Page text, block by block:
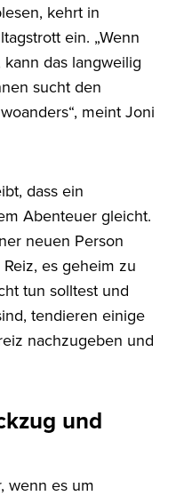
kehrt in
ein. „Wenn
das langweilig
sucht den
meint Joni
dass ein
Abenteuer gleicht.
neuen Person
es geheim zu
tun solltest und
tendieren einige
nachzugeben und
und
wenn es um